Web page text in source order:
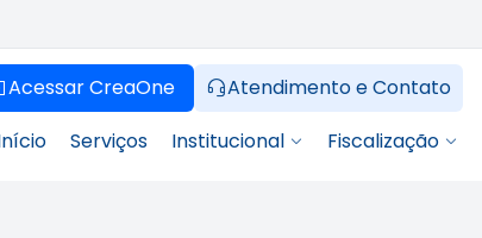
Acessar CreaOne
Atendimento e Contato
Serviços Institucional Fiscalização